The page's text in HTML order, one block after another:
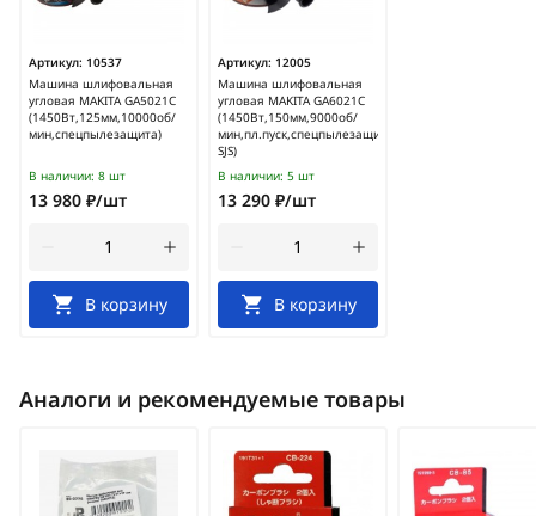
Артикул: 10537
Машина шлифовальная
угловая MAKITA GA5021C
(1450Вт,125мм,10000об/
мин,спецпылезащита)
В наличии: 8 шт
13 980 ₽/шт
В корзину
Артикул: 12005
Машина шлифовальная
угловая MAKITA GA6021C
(1450Вт,150мм,9000об/
мин,пл.пуск,спецпылезащита,муфта-
SJS)
В наличии: 5 шт
13 290 ₽/шт
В корзину
Аналоги и рекомендуемые товары